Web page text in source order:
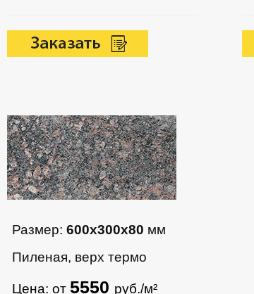
Размер: 600х300х80 мм
Пиленая, верх термо
Цена: от 5550 руб./м²